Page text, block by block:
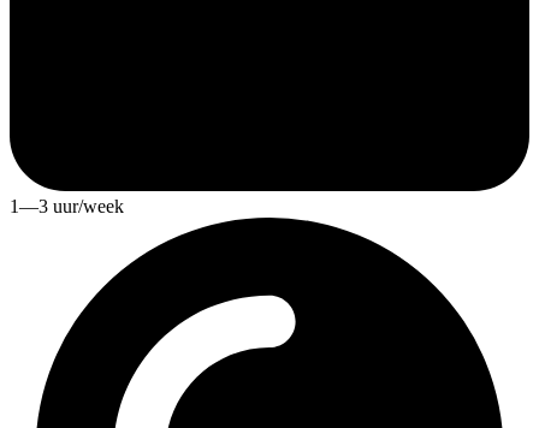
1—3 uur/week